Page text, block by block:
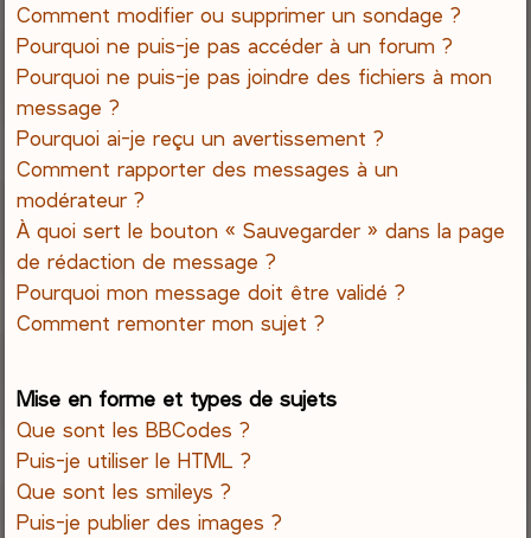
Comment modifier ou supprimer un sondage ?
Pourquoi ne puis-je pas accéder à un forum ?
Pourquoi ne puis-je pas joindre des fichiers à mon
message ?
Pourquoi ai-je reçu un avertissement ?
Comment rapporter des messages à un
modérateur ?
À quoi sert le bouton « Sauvegarder » dans la page
de rédaction de message ?
Pourquoi mon message doit être validé ?
Comment remonter mon sujet ?
Mise en forme et types de sujets
Que sont les BBCodes ?
Puis-je utiliser le HTML ?
Que sont les smileys ?
Puis-je publier des images ?